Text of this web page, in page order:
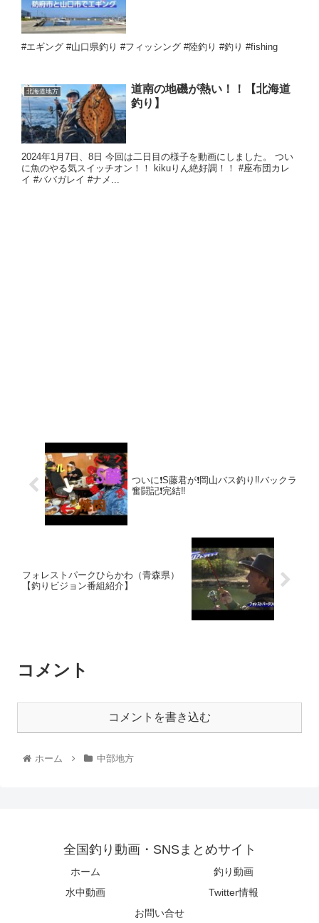
#エギング #山口県釣り #フィッシング #陸釣り #釣り #fishing
北海道地方
道南の地磯が熱い！！【北海道
釣り】
2024年1月7日、8日 今回は二日目の様子を動画にしました。 つい
に魚のやる気スイッチオン！！ kikuりん絶好調！！ #座布団カレ
イ #ババガレイ #ナメ...
ついに❗️S藤君が❗️岡山バス釣り‼️バックラ
奮闘記❗️完結‼️
フォレストパークひらかわ（青森県）
【釣りビジョン番組紹介】
コメント
コメントを書き込む
ホーム 中部地方
全国釣り動画・SNSまとめサイト
ホーム
釣り動画
水中動画
Twitter情報
お問い合せ